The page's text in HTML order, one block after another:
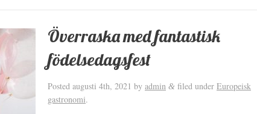
Överraska med fantastisk
födelsedagsfest
Posted augusti 4th, 2021 by admin & filed under Europeisk
gastronomi.